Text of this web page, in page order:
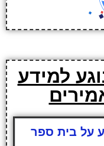
למידע
על בית ספר